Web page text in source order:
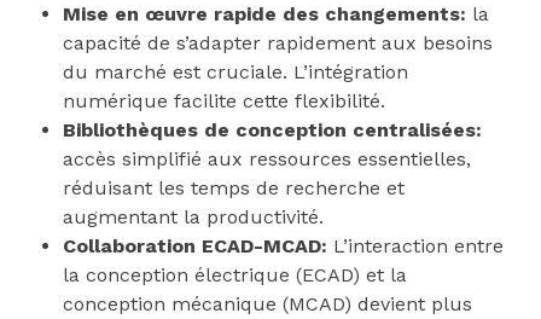
Mise en œuvre rapide des changements: la
capacité de s’adapter rapidement aux besoins
du marché est cruciale. L’intégration
numérique facilite cette flexibilité.
Bibliothèques de conception centralisées:
accès simplifié aux ressources essentielles,
réduisant les temps de recherche et
augmentant la productivité.
Collaboration ECAD-MCAD: L’interaction entre
la conception électrique (ECAD) et la
conception mécanique (MCAD) devient plus